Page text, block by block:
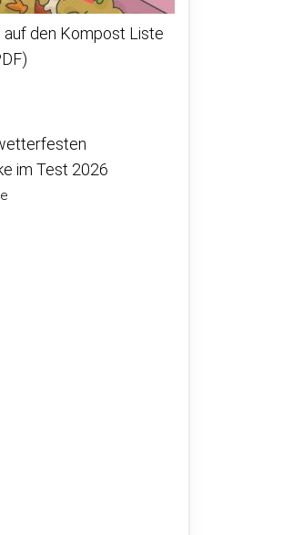
auf den Kompost Liste
im Test 2026